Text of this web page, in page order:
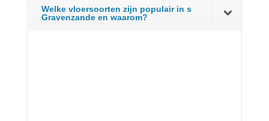
Welke vloersoorten zijn populair in s
Gravenzande en waarom?